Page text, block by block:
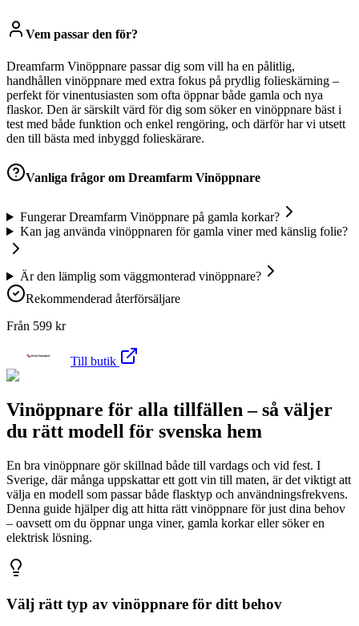
Vem passar den för?
Dreamfarm Vinöppnare passar dig som vill ha en pålitlig,
handhållen vinöppnare med extra fokus på prydlig folieskärning –
perfekt för vinentusiasten som ofta öppnar både gamla och nya
flaskor. Den är särskilt värd för dig som söker en vinöppnare bäst i
test med både funktion och enkel rengöring, och därför har vi utsett
den till bästa med inbyggd folieskärare.
Vanliga frågor om Dreamfarm Vinöppnare
Fungerar Dreamfarm Vinöppnare på gamla korkar?
Kan jag använda vinöppnaren för gamla viner med känslig folie?
Är den lämplig som väggmonterad vinöppnare?
Rekommenderad återförsäljare
Från 599 kr
Till butik
Vinöppnare för alla tillfällen – så väljer
du rätt modell för svenska hem
En bra vinöppnare gör skillnad både till vardags och vid fest. I
Sverige, där många uppskattar ett gott vin till maten, är det viktigt att
välja en modell som passar både flasktyp och användningsfrekvens.
Denna guide hjälper dig att hitta rätt vinöppnare för just dina behov
– oavsett om du öppnar unga viner, gamla korkar eller söker en
elektrisk lösning.
Välj rätt typ av vinöppnare för ditt behov